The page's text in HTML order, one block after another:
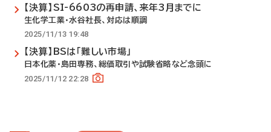
【決算】SI-6603の再申請、来年3月までに
生化学工業・水谷社長、対応は順調
2025/11/13 19:48
【決算】BSは「難しい市場」
日本化薬・島田専務、総価取引や試験省略など念頭に
2025/11/12 22:28